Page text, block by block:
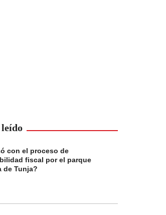
con el proceso de
fiscal por el parque
de Tunja?